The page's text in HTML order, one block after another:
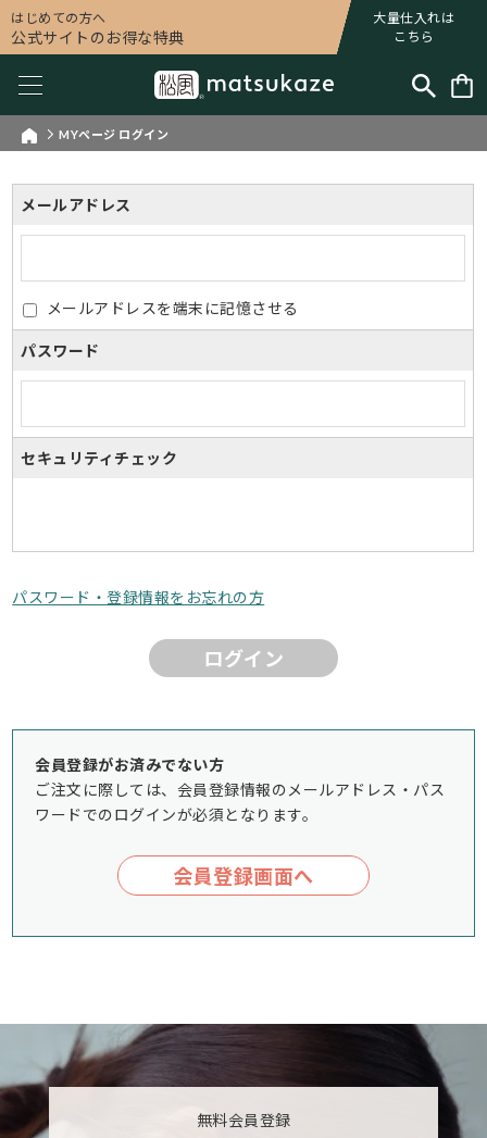
はじめての方へ
公式サイトのお得な特典
大量仕入れは
こちら
MYページ ログイン
メールアドレス
メールアドレスを端末に記憶させる
パスワード
セキュリティチェック
パスワード・登録情報をお忘れの方
ログイン
会員登録がお済みでない方
ご注文に際しては、会員登録情報のメールアドレス・パス
ワードでのログインが必須となります。
会員登録画面へ
無料会員登録